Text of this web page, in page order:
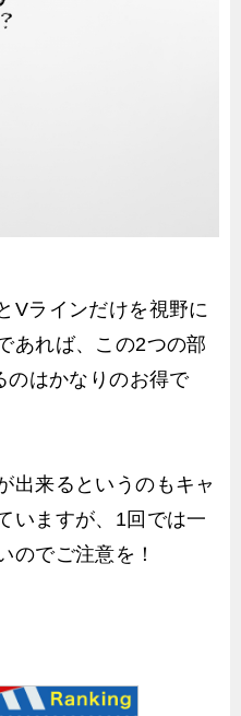
Vラインだけを視野に
あれば、この2つの部
のはかなりのお得で
出来るというのもキャ
いますが、1回では一
のでご注意を！